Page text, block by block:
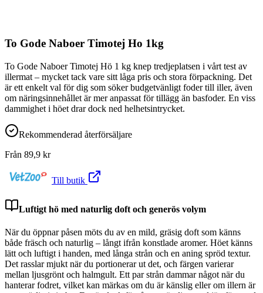
To Gode Naboer Timotej Ho 1kg
To Gode Naboer Timotej Hö 1 kg knep tredjeplatsen i vårt test av
illermat – mycket tack vare sitt låga pris och stora förpackning. Det
är ett enkelt val för dig som söker budgetvänligt foder till iller, även
om näringsinnehållet är mer anpassat för tillägg än basfoder. En viss
dammighet i höet drar dock ned helhetsintrycket.
Rekommenderad återförsäljare
Från 89,9 kr
Till butik
Luftigt hö med naturlig doft och generös volym
När du öppnar påsen möts du av en mild, gräsig doft som känns
både fräsch och naturlig – långt ifrån konstlade aromer. Höet känns
lätt och luftigt i handen, med långa strån och en aning spröd textur.
Det rasslar mjukt när du portionerar ut det, och färgen varierar
mellan ljusgrönt och halmgult. Ett par strån dammar något när du
hanterar fodret, vilket kan märkas om du är känslig eller om illern är